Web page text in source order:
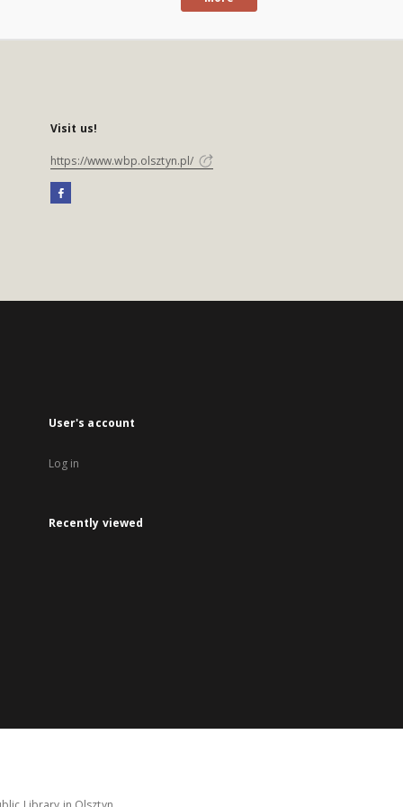
Visit us!
https://www.wbp.olsztyn.pl/
User's account
Log in
Recently viewed